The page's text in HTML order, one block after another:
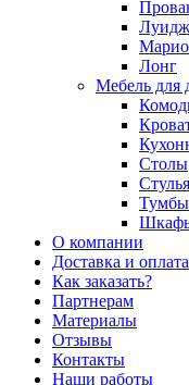
Марио
Лонг
Мебель для
Столы
Стулья
Тумбы
О компании
Доставка и оплата
Как заказать?
Партнерам
Материалы
Отзывы
Контакты
Наши работы